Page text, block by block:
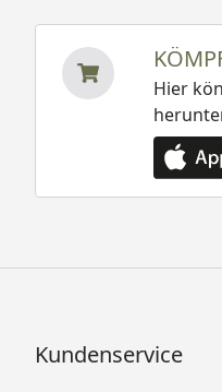
Hier
Kundenservice